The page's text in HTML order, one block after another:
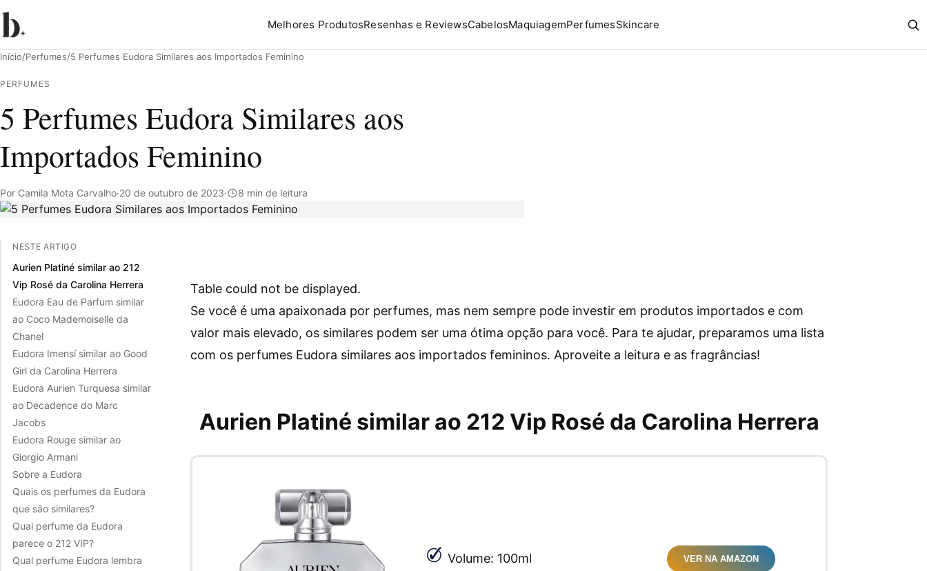
Melhores ProdutosResenhas e ReviewsCabelosMaquiagemPerfumesSkincare
Pesquisar
Início/Perfumes/5 Perfumes Eudora Similares aos Importados Feminino
PERFUMES
5 Perfumes Eudora Similares aos
Importados Feminino
Por Camila Mota Carvalho·20 de outubro de 2023· 8 min de leitura
NESTE ARTIGO
Aurien Platiné similar ao 212
Vip Rosé da Carolina Herrera
Eudora Eau de Parfum similar
ao Coco Mademoiselle da
Chanel
Eudora Imensí similar ao Good
Girl da Carolina Herrera
Eudora Aurien Turquesa similar
ao Decadence do Marc
Jacobs
Eudora Rouge similar ao
Giorgio Armani
Sobre a Eudora
Quais os perfumes da Eudora
que são similares?
Qual perfume da Eudora
parece o 212 VIP?
Qual perfume Eudora lembra
Table could not be displayed.
Se você é uma apaixonada por perfumes, mas nem sempre pode investir em produtos importados e com
valor mais elevado, os similares podem ser uma ótima opção para você. Para te ajudar, preparamos uma lista
com os perfumes Eudora similares aos importados femininos. Aproveite a leitura e as fragrâncias!
Aurien Platiné similar ao 212 Vip Rosé da Carolina Herrera
Volume: 100ml
VER NA AMAZON